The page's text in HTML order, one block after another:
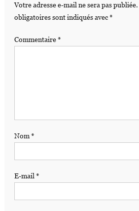
Votre adresse e-mail ne sera pas publiée.
obligatoires sont indiqués avec*
Commentaire*
Nom*
E-mail *